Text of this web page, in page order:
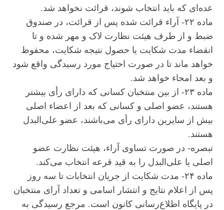
عده‌ای که باید انتخاب شوند، قرائت نخواهد شد.
ماده ۲۲- آراء قرائت شده پس از قرائت، در صندوق
ضبط و از طرف هیئت نظارت لاک و مهر شده و تا
انقضاء مدت شکایت یا حصول نتیجه شکایت، محفوظ
خواهد ماند تا در صورت احتیاج مورد رسیدگی واقع شود
و بعد امحاء خواهد شد.
ماده ۲۳- از بین منتخبان کسانی که دارای رأی بیشتر
هستند، عضو اصلی و کسانی که بعد از اعضاء اصلی
بیش از سایرین دارای رأی می‌باشند، عضو علی‌البدل
هستند.
تبصره- در صورت تساوی آراء، هیئت نظارت عضو
اصلی یا علی‌البدل را به قید قرعه انتخاب می‌کند.
ماده ۲۴- مدت شکایت از جریان انتخابات تا سه روز
پس از اعلام نتایج و انتشار اسامی و تعداد آرای منتخبان
در پایگاه اطلاع‌رسانی کانون است. مرجع رسیدگی به